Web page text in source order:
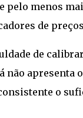
pelo menos
de
de
não
o